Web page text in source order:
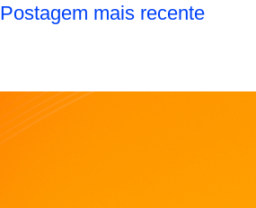
Postagem mais recente